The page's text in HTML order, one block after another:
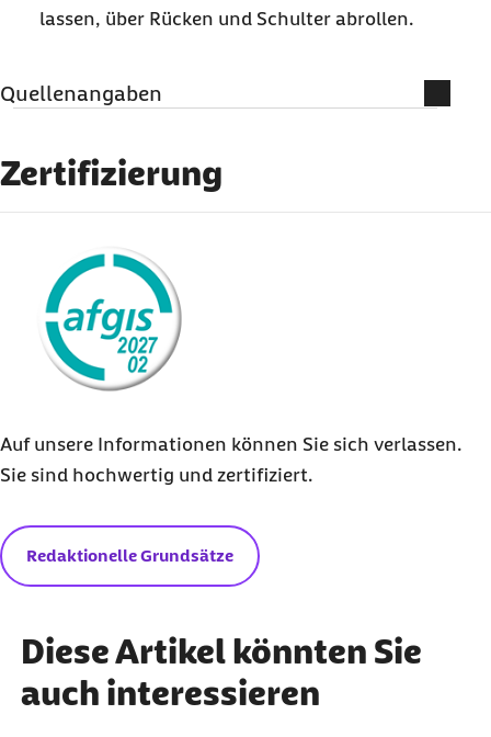
lassen, über Rücken und Schulter abrollen.
Quellenangaben
Informationen
Bouldern?
Besser Klettern (Abruf am 24.11.2021):
Gefahren beim Bouldern
Friedrich-Alexander-Universität Erlangen-
23.11.2021):Boulderpsychotherapie bei
Depressionen langfristig wirksam
23.11.2021):Bouldern gegen Depressionen
Zertifizierung
Auf unsere Informationen können Sie sich verlassen.
Sie sind hochwertig und zertifiziert.
Redaktionelle Grundsätze
Diese Artikel könnten Sie
auch interessieren